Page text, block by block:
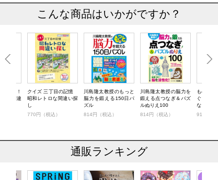
こんな商品はいかがですか？
効く！
な間違
クイズ 三丁目の記憶
昭和レトロな間違い探
し
770円（税込）
川島隆太教授のもっと
脳力を鍛える150日パ
ズル
814円（税込）
川島隆太教授の脳力を
鍛える点つなぎ＆パズ
ルぬりえ100
814円（税込）
もの忘
ぐ！ 脳
なぎ＆イ
913円（
通販ランキング